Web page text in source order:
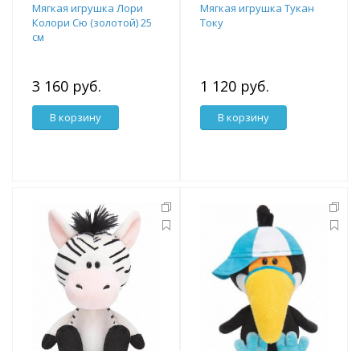
Мягкая игрушка Лори
Колори Сю (золотой) 25
см
3 160 руб.
В корзину
Мягкая игрушка Тукан
Току
1 120 руб.
В корзину